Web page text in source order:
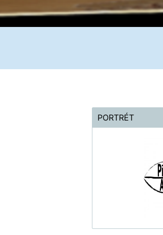
PORTRÉT